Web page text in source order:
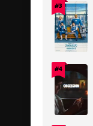
#3
#4